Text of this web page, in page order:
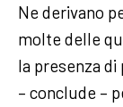
Ne derivano
molte delle
la presenza
– conclude –